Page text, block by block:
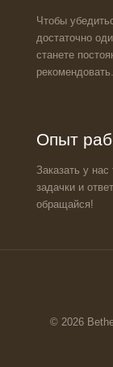
Чтобы
достаточно
станете
рекомендовать.
Опыт
Заказать у
задачки и
обращайся!
© 2026